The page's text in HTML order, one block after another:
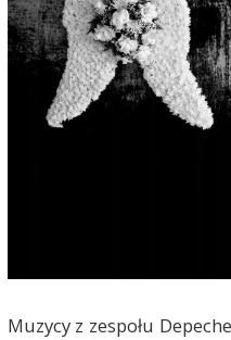
Muzycy z zespołu